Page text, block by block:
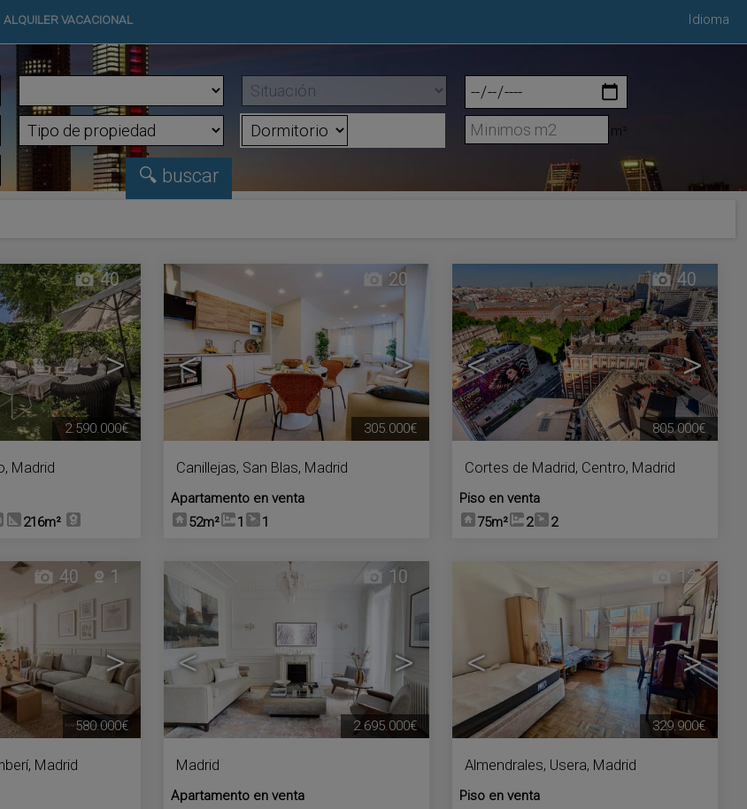
ALQUILER VACACIONAL Idioma
m²
>
40
, Madrid
216m²
2.590.000€
< >
20
Canillejas, San Blas, Madrid
Apartamento en venta
52m²
1 1
305.000€
< >
40
Cortes de Madrid, Centro, Madrid
Piso en venta
75m²
2 2
805.000€
>
40 1
, Madrid
580.000€
< >
10
Madrid
Apartamento en venta
2.695.000€
< >
12
Almendrales, Usera, Madrid
Piso en venta
329.900€